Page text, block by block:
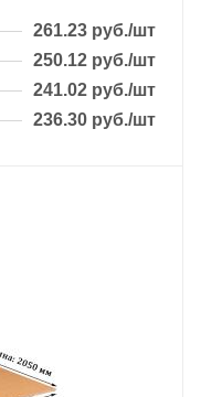
261.23 руб./шт
250.12 руб./шт
241.02 руб./шт
236.30 руб./шт